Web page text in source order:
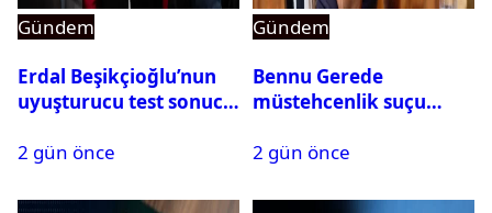
Gündem
Erdal Beşikçioğlu’nun
uyuşturucu test sonucu
2 gün önce
Gündem
Bennu Gerede
müstehcenlik suçu
alındı
2 gün önce